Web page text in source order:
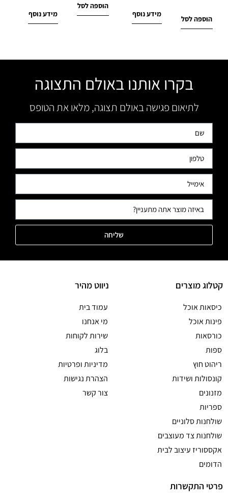
הוספה לסל
מידע נוסף
הוספה לסל
מידע נוסף
בקרו אותנו באולם התצוגה
לתיאום פגישה באולם תצוגה, מלאו את הטופס
שליחה
קטלוג מוצרים
כיסאות אוכל
פינות אוכל
כורסאות
ספות
ריהוט חוץ
קונסולות ושידות
מזנונים
ספריות
שולחנות סלוניים
שולחנות צד מעוצבים
אקססוריז עיצוב לבית
הדומים
ניווט מהיר
עמוד בית
מי אנחנו
שירות לקוחות
בלוג
מדיניות ופרטיות
הצהרת נגישות
צור קשר
פרטי התקשרות